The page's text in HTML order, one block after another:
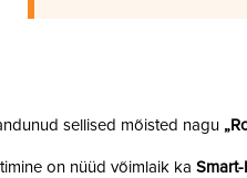
sellised mõisted nagu
on nüüd võimlaik ka Smart-